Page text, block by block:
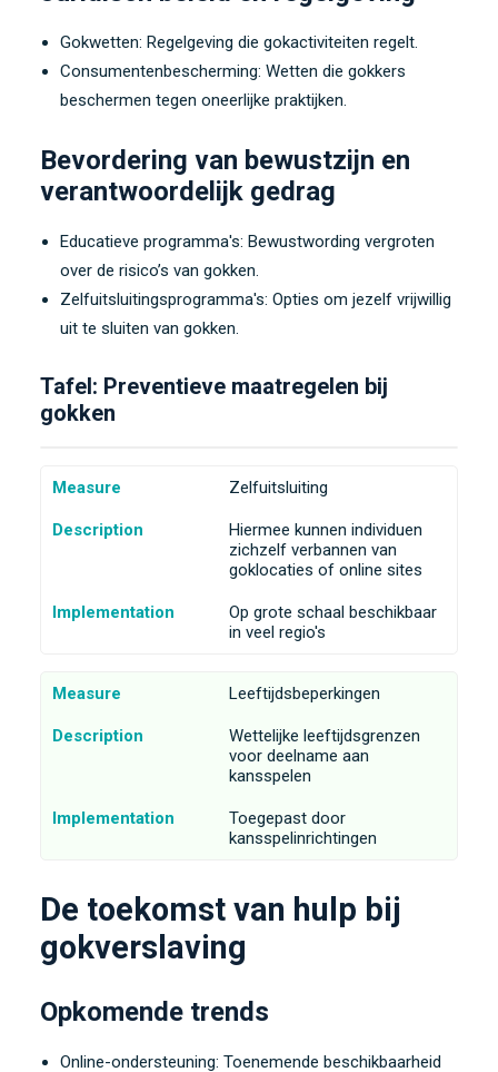
Gokwetten: Regelgeving die gokactiviteiten regelt.
Consumentenbescherming: Wetten die gokkers
beschermen tegen oneerlijke praktijken.
Bevordering van bewustzijn en
verantwoordelijk gedrag
Educatieve programma's: Bewustwording vergroten
over de risico’s van gokken.
Zelfuitsluitingsprogramma's: Opties om jezelf vrijwillig
uit te sluiten van gokken.
Tafel: Preventieve maatregelen bij
gokken
Measure Zelfuitsluiting
Description
Hiermee kunnen individuen
zichzelf verbannen van
goklocaties of online sites
Implementation
Op grote schaal beschikbaar
in veel regio's
Measure Leeftijdsbeperkingen
Description
Wettelijke leeftijdsgrenzen
voor deelname aan
kansspelen
Implementation
Toegepast door
kansspelinrichtingen
De toekomst van hulp bij
gokverslaving
Opkomende trends
Online-ondersteuning: Toenemende beschikbaarheid